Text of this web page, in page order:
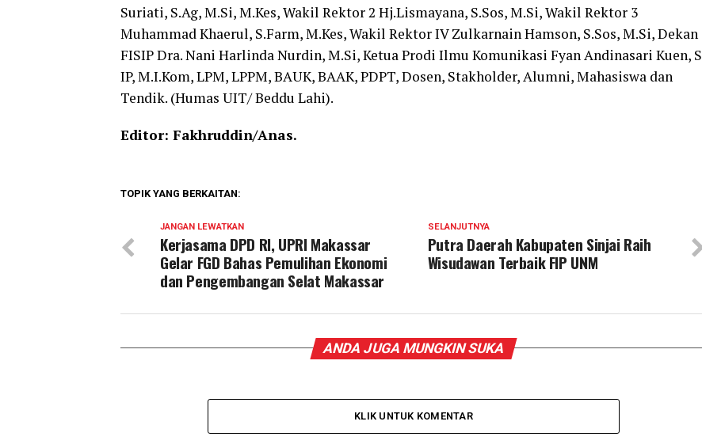
Suriati, S.Ag, M.Si, M.Kes, Wakil Rektor 2 Hj.Lismayana, S.Sos, M.Si, Wakil Rektor 3
Muhammad Khaerul, S.Farm, M.Kes, Wakil Rektor IV Zulkarnain Hamson, S.Sos, M.Si, Dekan
FISIP Dra. Nani Harlinda Nurdin, M.Si, Ketua Prodi Ilmu Komunikasi Fyan Andinasari Kuen, S
IP, M.I.Kom, LPM, LPPM, BAUK, BAAK, PDPT, Dosen, Stakholder, Alumni, Mahasiswa dan
Tendik. (Humas UIT/ Beddu Lahi).
Editor: Fakhruddin/Anas.
TOPIK YANG BERKAITAN:
SELANJUTNYA
Putra Daerah Kabupaten Sinjai Raih
Wisudawan Terbaik FIP UNM
JANGAN LEWATKAN
Kerjasama DPD RI, UPRI Makassar
Gelar FGD Bahas Pemulihan Ekonomi
dan Pengembangan Selat Makassar
ANDA JUGA MUNGKIN SUKA
KLIK UNTUK KOMENTAR